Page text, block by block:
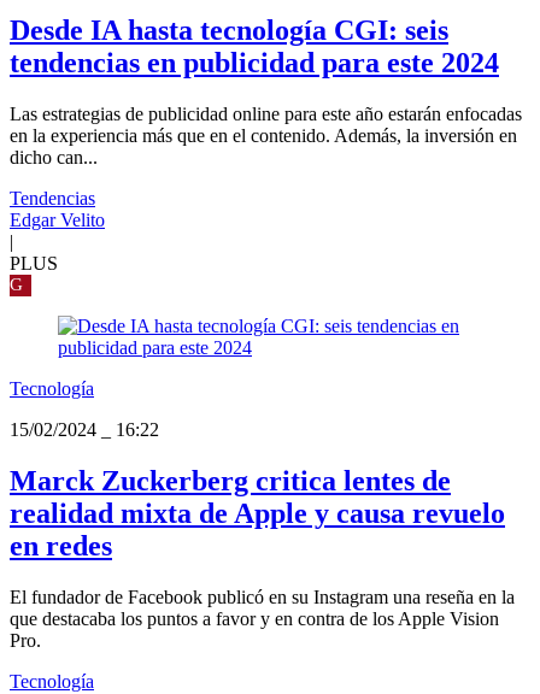
Desde IA hasta tecnología CGI: seis
tendencias en publicidad para este 2024
Las estrategias de publicidad online para este año estarán enfocadas
en la experiencia más que en el contenido. Además, la inversión en
dicho can...
Tendencias
Edgar Velito
|
PLUS
G
Tecnología
15/02/2024
16:22
Marck Zuckerberg critica lentes de
realidad mixta de Apple y causa revuelo
en redes
El fundador de Facebook publicó en su Instagram una reseña en la
que destacaba los puntos a favor y en contra de los Apple Vision
Pro.
Tecnología